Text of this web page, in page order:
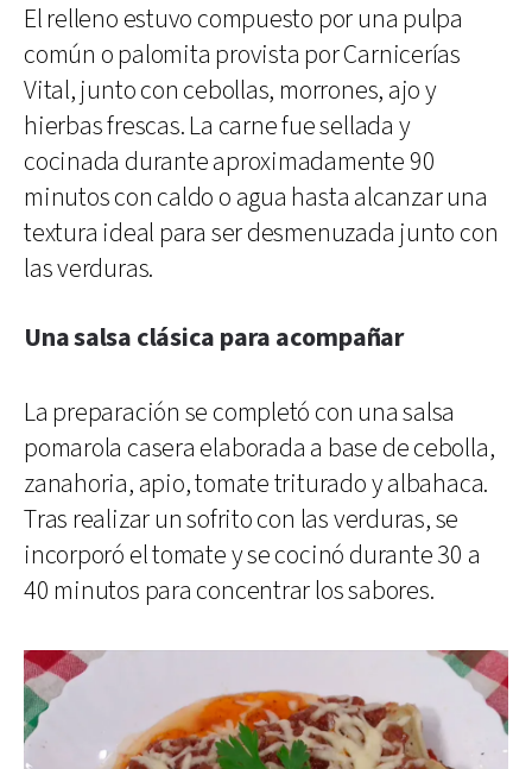
El relleno estuvo compuesto por una pulpa
común o palomita provista por Carnicerías
Vital, junto con cebollas, morrones, ajo y
hierbas frescas. La carne fue sellada y
cocinada durante aproximadamente 90
minutos con caldo o agua hasta alcanzar una
textura ideal para ser desmenuzada junto con
las verduras.
Una salsa clásica para acompañar
La preparación se completó con una salsa
pomarola casera elaborada a base de cebolla,
zanahoria, apio, tomate triturado y albahaca.
Tras realizar un sofrito con las verduras, se
incorporó el tomate y se cocinó durante 30 a
40 minutos para concentrar los sabores.